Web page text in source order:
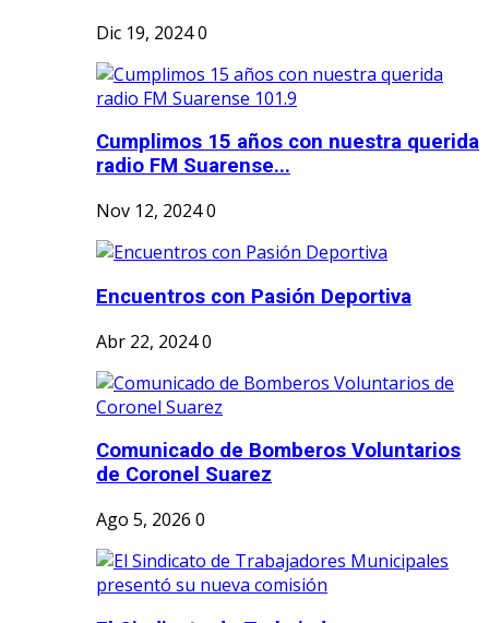
Dic 19, 20240
Cumplimos 15 años con nuestra querida
radio FM Suarense...
Nov 12, 20240
Encuentros con Pasión Deportiva
Abr 22, 20240
Comunicado de Bomberos Voluntarios
de Coronel Suarez
Ago 5, 2026 0